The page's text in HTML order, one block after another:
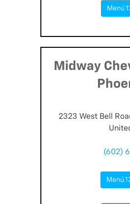
Menú
Midway
2323 West Bell
(602)
Menú